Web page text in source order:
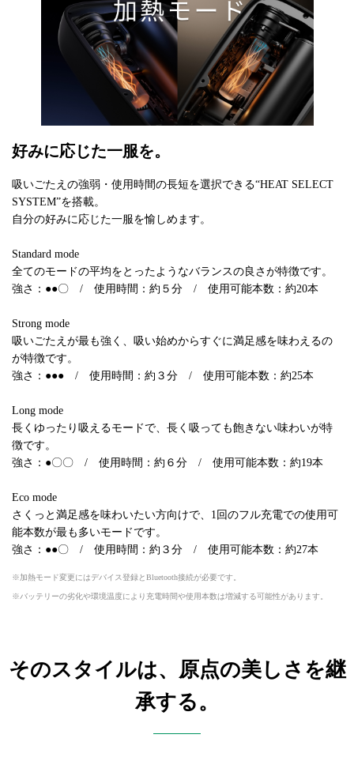
好みに応じた一服を。
吸いごたえの強弱・使用時間の長短を選択できる“HEAT SELECT
SYSTEM”を搭載。
自分の好みに応じた一服を愉しめます。
Standard mode
全てのモードの平均をとったようなバランスの良さが特徴です。
強さ：●●〇 / 使用時間：約５分 / 使用可能本数：約20本
Strong mode
吸いごたえが最も強く、吸い始めからすぐに満足感を味わえるの
が特徴です。
強さ：●●● / 使用時間：約３分 / 使用可能本数：約25本
Long mode
長くゆったり吸えるモードで、長く吸っても飽きない味わいが特
徴です。
強さ：●〇〇 / 使用時間：約６分 / 使用可能本数：約19本
Eco mode
さくっと満足感を味わいたい方向けで、1回のフル充電での使用可
能本数が最も多いモードです。
強さ：●●〇 / 使用時間：約３分 / 使用可能本数：約27本
加熱モード変更にはデバイス登録とBluetooth接続が必要です。
バッテリーの劣化や環境温度により充電時間や使用本数は増減する可能性があります。
そのスタイルは、原点の美しさを継
承する。